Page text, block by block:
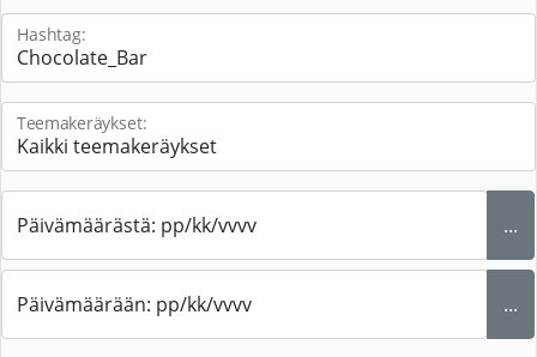
Hashtag:
Teemakeräykset:
Päivämäärästä: pp/kk/vvvv ...
Päivämäärään: pp/kk/vvvv ...